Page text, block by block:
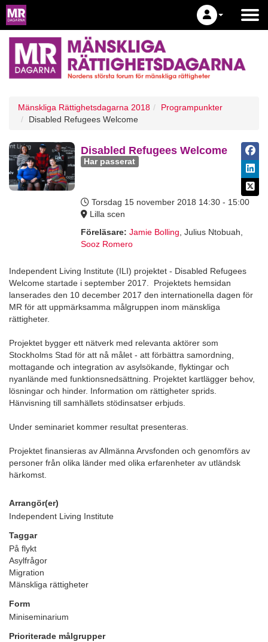
Mänskliga Rättighetsdagarna 2018
Programpunkter
Disabled Refugees Welcome
Disabled Refugees Welcome
Har passerat
Torsdag 15 november 2018 14:30 - 15:00
Lilla scen
Föreläsare: Jamie Bolling Julius Ntobuah
Sooz Romero
Independent Living Institute (ILI) projektet - Disabled Refugees
Welcome startade i september 2017. Projektets hemsidan
lanserades den 10 december 2017 den internationella dagen för
MR för att uppmärksamma målgruppen inom mänskliga
rättigheter.
Projektet bygger ett nätverk med relevanta aktörer som
Stockholms Stad för att nå målet - att förbättra samordning,
mottagande och integration av asylsökande, flyktingar och
nyanlände med funktionsnedsättning. Projektet kartlägger behov,
lösningar och hinder. Information om rättigheter sprids.
Hänvisning till samhällets stödinsatser erbjuds.
Under seminariet kommer resultat presenteras.
Projektet finansieras av Allmänna Arvsfonden och genomförs av
personer från olika länder med olika erfarenheter av utländsk
härkomst.
Arrangör(er)
Independent Living Institute
Taggar
På flykt
Asylfrågor
Migration
Mänskliga rättigheter
Form
Miniseminarium
Prioriterade målgrupper